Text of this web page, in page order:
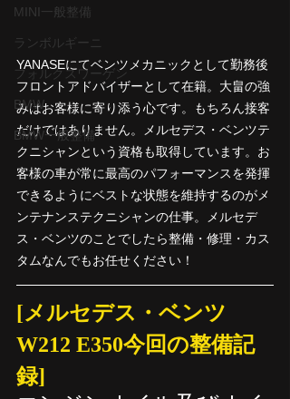
MINI一般整備
ランボルギーニ
フォルクスワーゲン
BMW
BMW一般整備
YANASEにてベンツメカニックとして勤務後
フロントアドバイザーとして在籍。大畠の強
みはお客様に寄り添う心です。もちろん接客
だけではありません。メルセデス・ベンツテ
クニシャンという資格も取得しています。お
客様の車が常に最高のパフォーマンスを発揮
できるようにベストな状態を維持するのがメ
ンテナンステクニシャンの仕事。メルセデ
ス・ベンツのことでしたら整備・修理・カス
タムなんでもお任せください！
[メルセデス・ベンツ
W212 E350今回の整備記
録]